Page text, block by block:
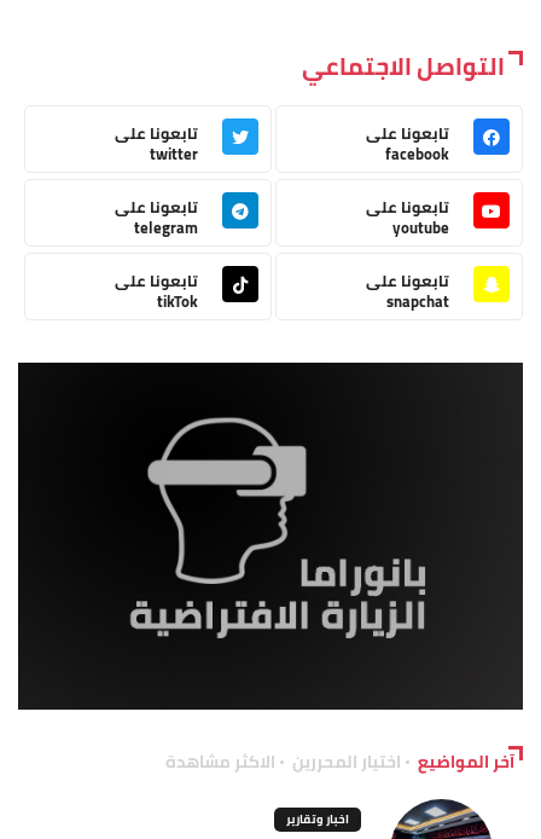
التواصل الاجتماعي
تابعونا على
facebook
تابعونا على
twitter
تابعونا على
youtube
تابعونا على
telegram
تابعونا على
snapchat
تابعونا على
tikTok
آخر المواضيع اختيار المحررين الاكثر مشاهدة
اخبار وتقارير